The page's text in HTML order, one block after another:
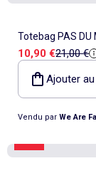
Totebag PAS DU
Prix de vente
10,90 €Prix de
21,00 €
Ajouter
Vendu par We Are